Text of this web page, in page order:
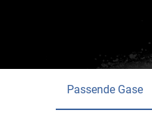
Passende Gase